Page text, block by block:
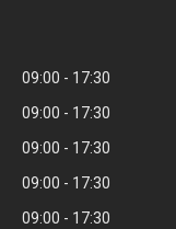
09:00
17:30
09:00
17:30
09:00
17:30
09:00
17:30
09:00
17:30